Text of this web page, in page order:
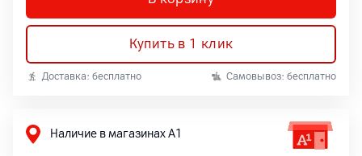
Купить в 1 клик
Доставка: бесплатно Самовывоз: бесплатно
Наличие в магазинах А1